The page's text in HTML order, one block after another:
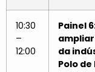
10:30
–
12:00
Painel
da
Polo de